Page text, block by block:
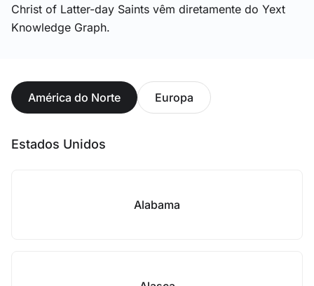
Christ of Latter-day Saints vêm diretamente do Yext
Knowledge Graph.
América do Norte Europa
Estados Unidos
Alabama